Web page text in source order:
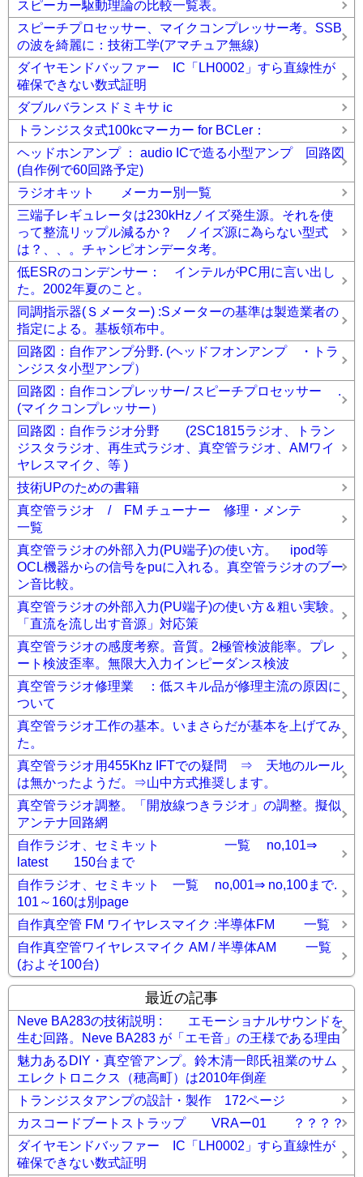
スピーカー駆動理論の比較一覧表。
スピーチプロセッサー、マイクコンプレッサー考。SSB
の波を綺麗に：技術工学(アマチュア無線)
ダイヤモンドバッファー IC「LH0002」すら直線性が
確保できない数式証明
ダブルバランスドミキサ ic
トランジスタ式100kcマーカー for BCLer：
ヘッドホンアンプ ： audio ICで造る小型アンプ 回路図
(自作例で60回路予定)
ラジオキット メーカー別一覧
三端子レギュレータは230kHzノイズ発生源。それを使
って整流リップル減るか？ ノイズ源に為らない型式
は？、、。チャンピオンデータ考。
低ESRのコンデンサー： インテルがPC用に言い出し
た。2002年夏のこと。
同調指示器(Ｓメーター) :Sメーターの基準は製造業者の
指定による。基板領布中。
回路図：自作アンプ分野. (ヘッドフオンアンプ ・トラ
ンジスタ小型アンプ）
回路図：自作コンプレッサー/ スピーチプロセッサー .
(マイクコンプレッサー）
回路図：自作ラジオ分野 (2SC1815ラジオ、トラン
ジスタラジオ、再生式ラジオ、真空管ラジオ、AMワイ
ヤレスマイク、等 )
技術UPのための書籍
真空管ラジオ / FM チューナー 修理・メンテ
一覧
真空管ラジオの外部入力(PU端子)の使い方。 ipod等
OCL機器からの信号をpuに入れる。真空管ラジオのブー
ン音比較。
真空管ラジオの外部入力(PU端子)の使い方＆粗い実験。
「直流を流し出す音源」対応策
真空管ラジオの感度考察。音質。2極管検波能率。プレ
ート検波歪率。無限大入力インピーダンス検波
真空管ラジオ修理業 ：低スキル品が修理主流の原因に
ついて
真空管ラジオ工作の基本。いまさらだが基本を上げてみ
た。
真空管ラジオ用455Khz IFTでの疑問 ⇒ 天地のルール
は無かったようだ。⇒山中方式推奨します。
真空管ラジオ調整。「開放線つきラジオ」の調整。擬似
アンテナ回路網
自作ラジオ、セミキット 一覧 no,101⇒
latest 150台まで
自作ラジオ、セミキット 一覧 no,001⇒ no,100まで.
101～160は別page
自作真空管 FM ワイヤレスマイク :半導体FM 一覧
自作真空管ワイヤレスマイク AM / 半導体AM 一覧
(およそ100台)
最近の記事
Neve BA283の技術説明 : エモーショナルサウンドを
生む回路。Neve BA283 が「エモ音」の王様である理由
魅力あるDIY・真空管アンプ。鈴木清一郎氏祖業のサム
エレクトロニクス（穂高町）は2010年倒産
トランジスタアンプの設計・製作 172ページ
カスコードブートストラップ VRAー01 ？？？？
ダイヤモンドバッファー IC「LH0002」すら直線性が
確保できない数式証明